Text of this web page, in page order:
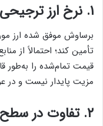
۱. نرخ ارز ترجیحی
برساوش موفق شده ارز
تأمین کند؛ احتمالاً از
قیمت تمام‌شده را به‌طور
مزیت پایدار نیست و در
۲. تفاوت در سطح آپشن‌ها